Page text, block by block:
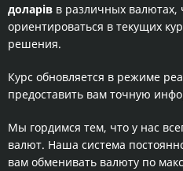
доларів в различных валютах,
ориентироваться в текущих
решения.
Курс обновляется в режиме
предоставить вам точную
Мы гордимся тем, что у нас
валют. Наша система
вам обменивать валюту по